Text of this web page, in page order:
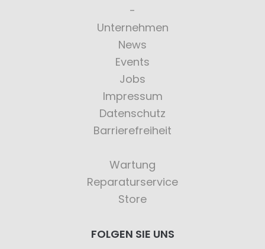
Unternehmen
News
Events
Jobs
Impressum
Datenschutz
Barrierefreiheit
Wartung
Reparaturservice
Store
FOLGEN SIE UNS